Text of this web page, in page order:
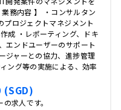
務内容 】 ・コンサルタン
プロジェクトマネジメント
成 ・レポーティング、ドキ
エンドユーザーのサポート
ジャーとの協力、進捗管理
ング等の実施による、効率
求人です。